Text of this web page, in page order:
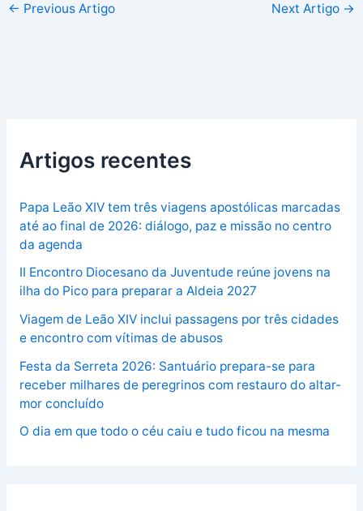
← Previous Artigo Next Artigo →
Artigos recentes
Papa Leão XIV tem três viagens apostólicas marcadas
até ao final de 2026: diálogo, paz e missão no centro
da agenda
II Encontro Diocesano da Juventude reúne jovens na
ilha do Pico para preparar a Aldeia 2027
Viagem de Leão XIV inclui passagens por três cidades
e encontro com vítimas de abusos
Festa da Serreta 2026: Santuário prepara-se para
receber milhares de peregrinos com restauro do altar-
mor concluído
O dia em que todo o céu caiu e tudo ficou na mesma